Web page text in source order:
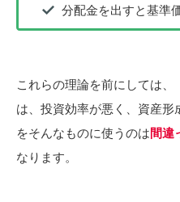
分配金を出すと基準
これらの理論を前にしては、
は、投資効率が悪く、資産
をそんなものに使うのは間違
なります。